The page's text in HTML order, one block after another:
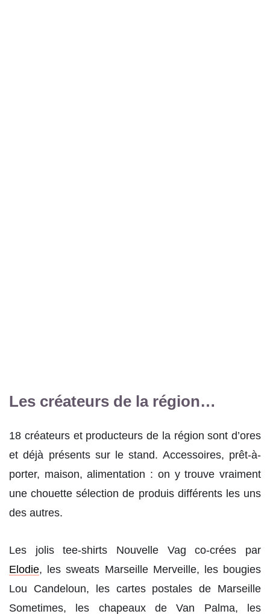
Les créateurs de la région…
18 créateurs et producteurs de la région sont d’ores
et déjà présents sur le stand. Accessoires, prêt-à-
porter, maison, alimentation : on y trouve vraiment
une chouette sélection de produis différents les uns
des autres.
Les jolis tee-shirts Nouvelle Vag co-crées par
Elodie, les sweats Marseille Merveille, les bougies
Lou Candeloun, les cartes postales de Marseille
Sometimes, les chapeaux de Van Palma, les